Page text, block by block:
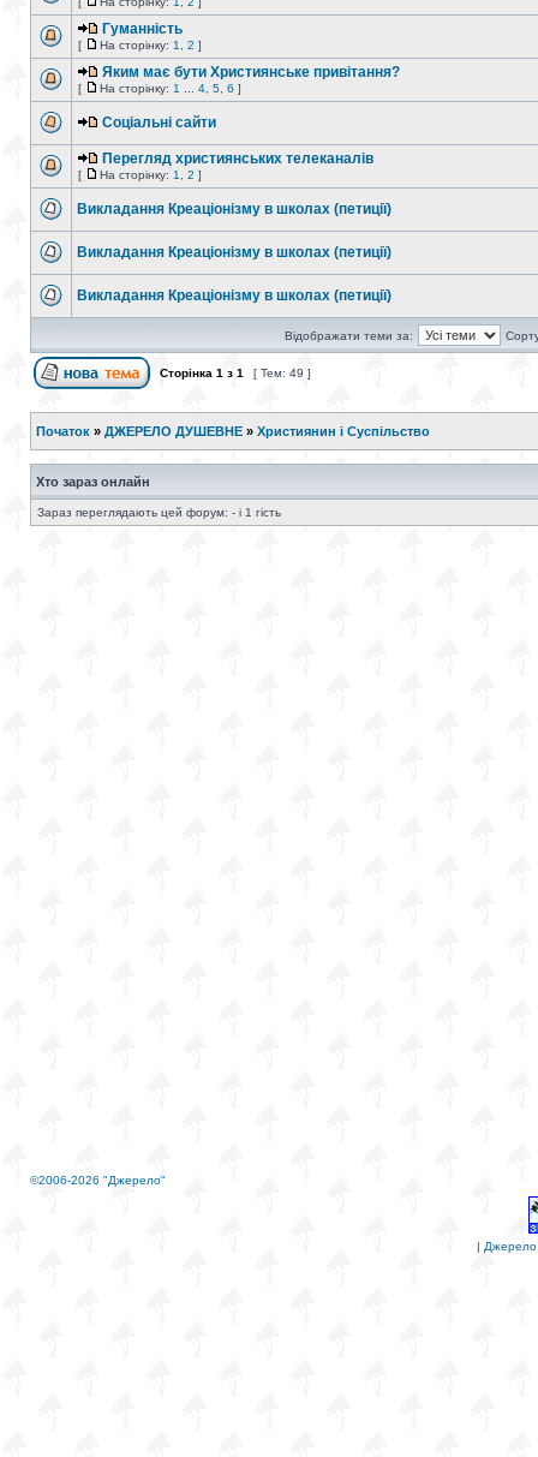
Гуманність
[ На сторінку: 1 2 ]
Яким має бути Християнське привітання?
[ На сторінку: 1 4 5 6 ]
Соціальні сайти
Перегляд християнських телеканалів
[ На сторінку: 1 2 ]
Викладання Креаціонізму в школах (петиції)
Викладання Креаціонізму в школах (петиції)
Викладання Креаціонізму в школах (петиції)
Відображати теми за:
Сторінка 1 з 1 [ Тем: 49 ]
Початок » ДЖЕРЕЛО ДУШЕВНЕ » Християнин і Суспільство
Хто зараз онлайн
Зараз переглядають цей форум: - і 1 гість
©2006-2026 "Джерело"
| Джерело